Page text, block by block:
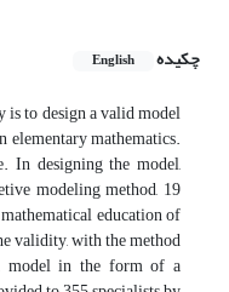
چکیده
English
is to design a valid model
mathematics.
In designing the model,
modeling method, 19
education of
validity, with the method
model in the form of a